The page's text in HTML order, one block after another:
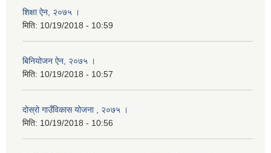
शिक्षा ऐन, २०७५ ।
मिति: 10/19/2018 - 10:59
बिनियोजन ऐन, २०७५ ।
मिति: 10/19/2018 - 10:57
दोस्रो गाउँविकास योजना , २०७५ ।
मिति: 10/19/2018 - 10:56